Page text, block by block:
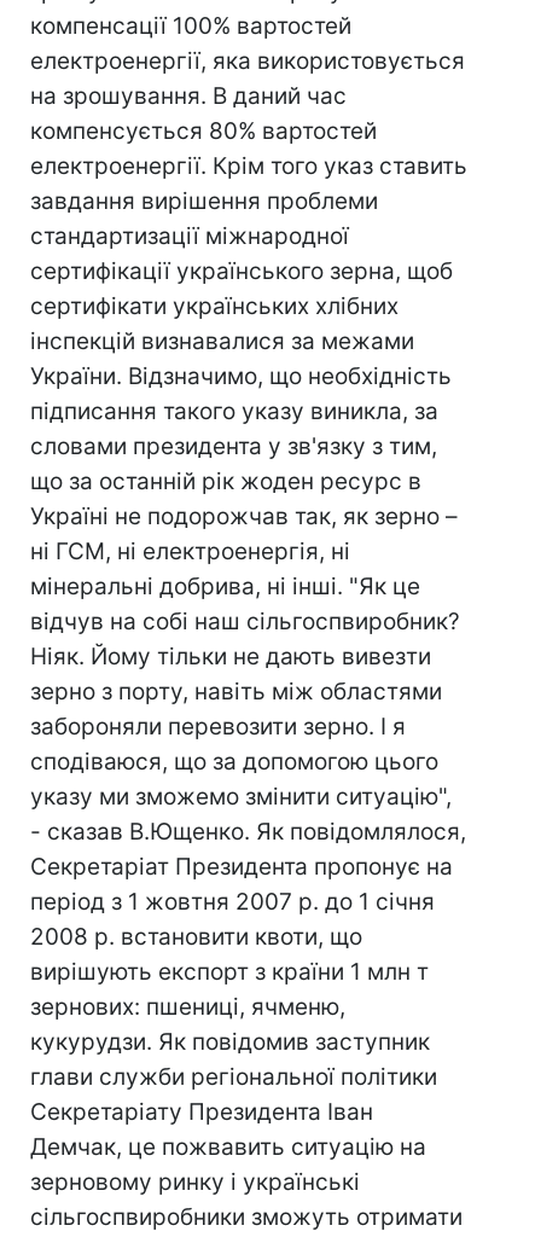
компенсації 100% вартостей
електроенергії, яка використовується
на зрошування. В даний час
компенсується 80% вартостей
електроенергії. Крім того указ ставить
завдання вирішення проблеми
стандартизації міжнародної
сертифікації українського зерна, щоб
сертифікати українських хлібних
інспекцій визнавалися за межами
України. Відзначимо, що необхідність
підписання такого указу виникла, за
словами президента у зв'язку з тим,
що за останній рік жоден ресурс в
Україні не подорожчав так, як зерно –
ні ГСМ, ні електроенергія, ні
мінеральні добрива, ні інші. "Як це
відчув на собі наш сільгоспвиробник?
Ніяк. Йому тільки не дають вивезти
зерно з порту, навіть між областями
забороняли перевозити зерно. І я
сподіваюся, що за допомогою цього
указу ми зможемо змінити ситуацію",
- сказав В.Ющенко. Як повідомлялося,
Секретаріат Президента пропонує на
період з 1 жовтня 2007 р. до 1 січня
2008 р. встановити квоти, що
вирішують експорт з країни 1 млн т
зернових: пшениці, ячменю,
кукурудзи. Як повідомив заступник
глави служби регіональної політики
Секретаріату Президента Іван
Демчак, це пожвавить ситуацію на
зерновому ринку і українські
сільгоспвиробники зможуть отримати